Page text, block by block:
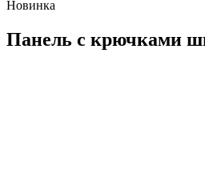
Новинка
Панель с крючками